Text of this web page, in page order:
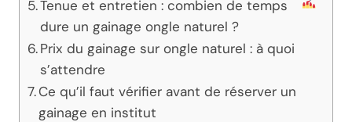
Tenue et entretien : combien de temps
dure un gainage ongle naturel ?
Prix du gainage sur ongle naturel : à quoi
s’attendre
Ce qu’il faut vérifier avant de réserver un
gainage en institut